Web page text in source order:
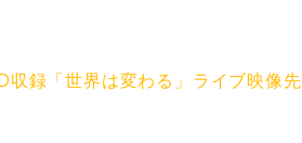
録「世界は変わる」ライブ映像先